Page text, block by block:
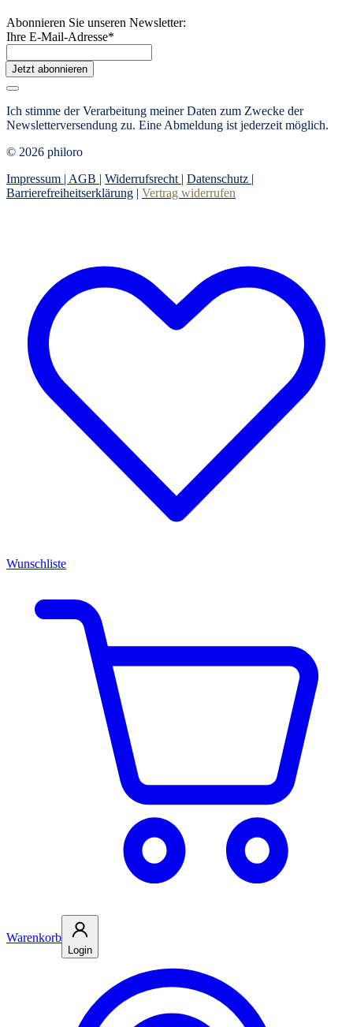
Abonnieren Sie unseren Newsletter:
Ihre E-Mail-Adresse*
Jetzt abonnieren
Ich stimme der Verarbeitung meiner Daten zum Zwecke der
Newsletterversendung zu. Eine Abmeldung ist jederzeit möglich.
© 2026 philoro
Impressum | AGB | Widerrufsrecht | Datenschutz |
Barrierefreiheitserklärung | Vertrag widerrufen
Wunschliste
Warenkorb
Login